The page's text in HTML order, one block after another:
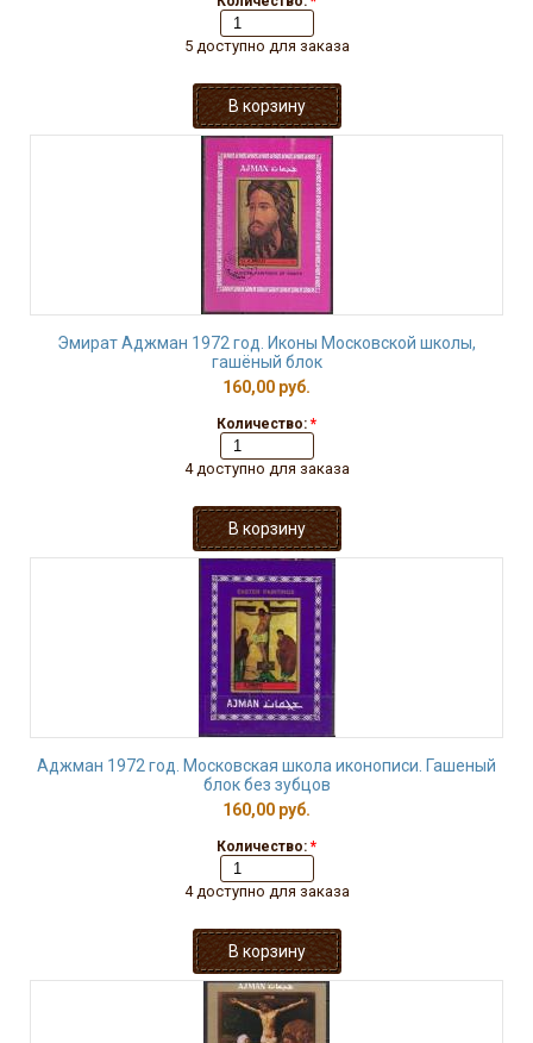
5 доступно для заказа
Эмират Аджман 1972 год. Иконы Московской школы,
гашёный блок
160,00 руб.
Количество: *
4 доступно для заказа
Аджман 1972 год. Московская школа иконописи. Гашеный
блок без зубцов
160,00 руб.
Количество: *
4 доступно для заказа